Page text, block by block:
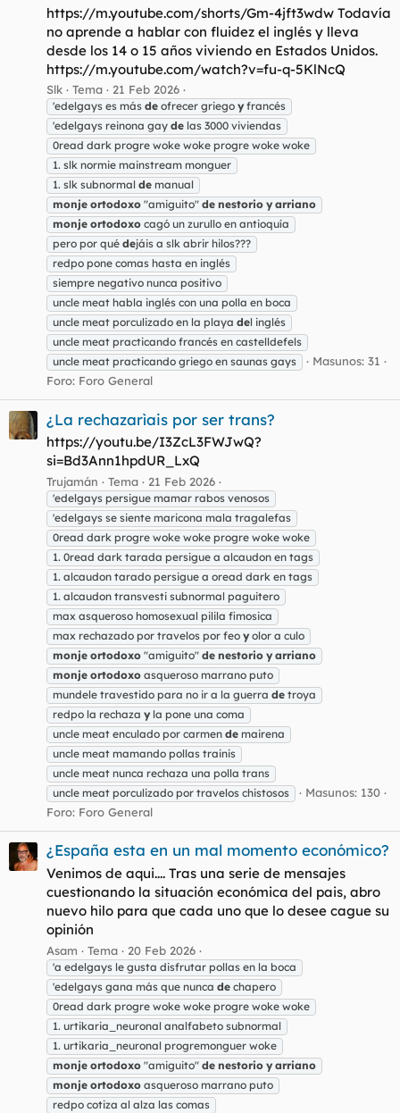
https://m.youtube.com/shorts/Gm-4jft3wdw Todavía
no aprende a hablar con fluidez el inglés y lleva
desde los 14 o 15 años viviendo en Estados Unidos.
https://m.youtube.com/watch?v=fu-q-5KlNcQ
Slk Tema 21 Feb 2026
'edelgays es más de ofrecer griego y francés
'edelgays reinona gay de las 3000 viviendas
0read dark progre woke woke progre woke woke
1. slk normie mainstream monguer
1. slk subnormal de manual
monje ortodoxo "amiguito" de nestorio y arriano
monje ortodoxo cagó un zurullo en antioquía
pero por qué dejáis a slk abrir hilos???
redpo pone comas hasta en inglés
siempre negativo nunca positivo
uncle meat habla inglés con una polla en boca
uncle meat porculizado en la playa del inglés
uncle meat practicando francés en castelldefels
uncle meat practicando griego en saunas gays
Masunos: 31
Foro: Foro General
¿La rechazarìais por ser trans?
https://youtu.be/I3ZcL3FWJwQ?
si=Bd3Ann1hpdUR_LxQ
Trujamán Tema 21 Feb 2026
'edelgays persigue mamar rabos venosos
'edelgays se siente maricona mala tragalefas
0read dark progre woke woke progre woke woke
1. 0read dark tarada persigue a alcaudon en tags
1. alcaudon tarado persigue a oread dark en tags
1. alcaudon transvesti subnormal paguitero
max asqueroso homosexual pilila fimosica
max rechazado por travelos por feo y olor a culo
monje ortodoxo "amiguito" de nestorio y arriano
monje ortodoxo asqueroso marrano puto
mundele travestido para no ir a la guerra de troya
redpo la rechaza y la pone una coma
uncle meat enculado por carmen de mairena
uncle meat mamando pollas trainis
uncle meat nunca rechaza una polla trans
uncle meat porculizado por travelos chistosos
Masunos: 130
Foro: Foro General
¿España esta en un mal momento económico?
Venimos de aqui.... Tras una serie de mensajes
cuestionando la situación económica del pais, abro
nuevo hilo para que cada uno que lo desee cague su
opinión
Asam Tema 20 Feb 2026
'a edelgays le gusta disfrutar pollas en la boca
'edelgays gana más que nunca de chapero
0read dark progre woke woke progre woke woke
1. urtikaria_neuronal analfabeto subnormal
1. urtikaria_neuronal progremonguer woke
monje ortodoxo "amiguito" de nestorio y arriano
monje ortodoxo asqueroso marrano puto
redpo cotiza al alza las comas